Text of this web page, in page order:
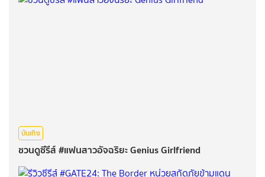
บันเทิง
ชวนดูซีรีส์ #แฟนสาวอัจฉริยะ Genius Girlfriend